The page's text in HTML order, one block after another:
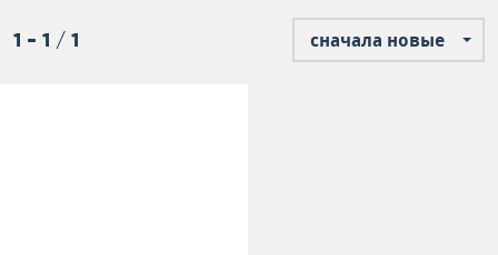
1 - 1 / 1 сначала новые